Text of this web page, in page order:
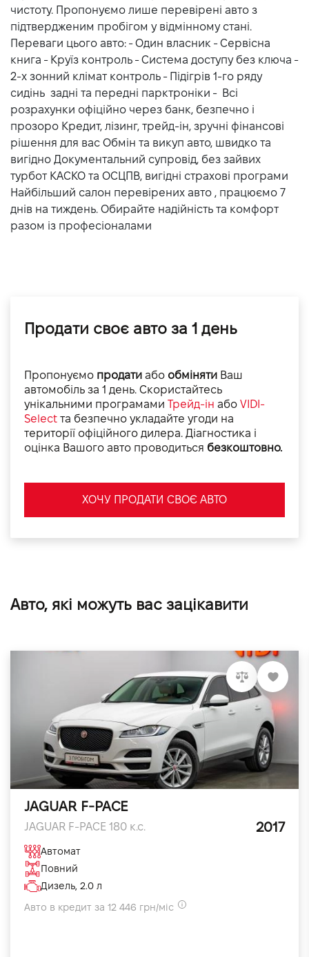
чистоту. Пропонуємо лише перевірені авто з
підтвердженим пробігом у відмінному стані.
Переваги цього авто: - Один власник - Cервісна
книга - Круїз контроль - Система доступу без ключа -
2-х зонний клімат контроль - Підігрів 1-го ряду
сидінь задні та передні парктроніки - Всі
розрахунки офіційно через банк, безпечно і
прозоро Кредит, лізинг, трейд-ін, зручні фінансові
рішення для вас Обмін та викуп авто, швидко та
вигідно Документальний супровід, без зайвих
турбот КАСКО та ОСЦПВ, вигідні страхові програми
Найбільший салон перевірених авто , працюємо 7
днів на тиждень. Обирайте надійність та комфорт
разом із професіоналами
Продати своє авто за 1 день
Пропонуємо продати або обміняти Ваш
автомобіль за 1 день. Скористайтесь
унікальними програмами Трейд-ін або VIDI-
Select та безпечно укладайте угоди на
території офіційного дилера. Діагностика і
оцінка Вашого авто проводиться безкоштовно.
ХОЧУ ПРОДАТИ СВОЄ АВТО
Авто, які можуть вас зацікавити
JAGUAR F-PACE
JAGUAR F-PACE 180 к.с. 2017
Автомат
Повний
Дизель, 2.0 л
Авто в кредит за 12 446 грн/міс